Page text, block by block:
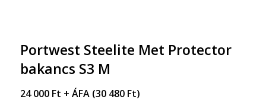
Portwest Steelite Met Protector
bakancs S3 M
24 000 Ft + ÁFA (30 480 Ft)